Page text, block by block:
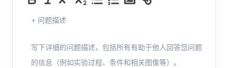
+ 问题描述
写下详细的问题描述，包括所有有助于他人回答您问题
的信息（例如实验过程、条件和相关图像等）。